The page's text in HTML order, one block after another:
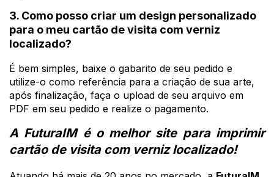
3. Como posso criar um design personalizado
para o meu cartão de visita com verniz
localizado?
É bem simples, baixe o gabarito de seu pedido e
utilize-o como referência para a criação de sua arte,
após finalização, faça o upload de seu arquivo em
PDF em seu pedido e realize o pagamento.
A FuturaIM é o melhor site para imprimir
cartão de visita com verniz localizado!